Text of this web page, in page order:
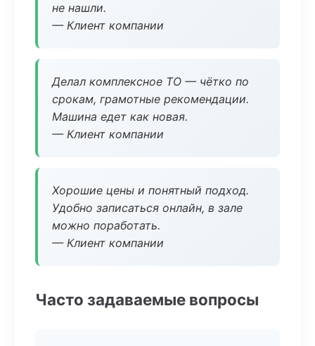
не нашли.
— Клиент компании
Делал комплексное ТО — чётко по
срокам, грамотные рекомендации.
Машина едет как новая.
— Клиент компании
Хорошие цены и понятный подход.
Удобно записаться онлайн, в зале
можно поработать.
— Клиент компании
Часто задаваемые вопросы